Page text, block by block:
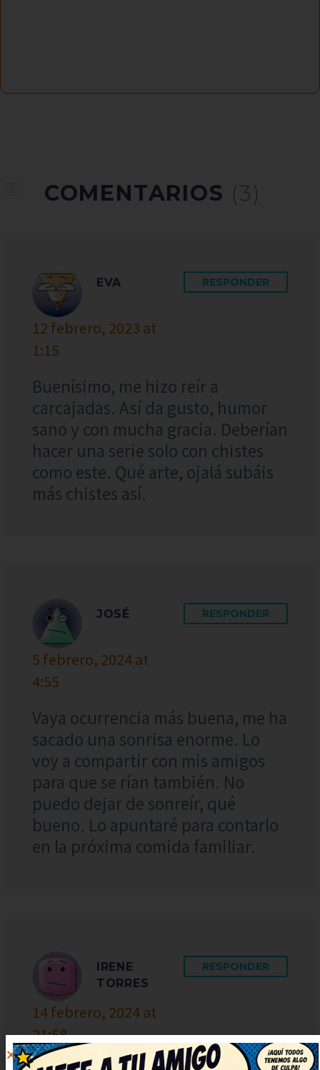
COMENTARIOS (3)
EVA
12 febrero, 2023 at
1:15
RESPONDER
Buenísimo, me hizo reír a
carcajadas. Así da gusto, humor
sano y con mucha gracia. Deberían
hacer una serie solo con chistes
como este. Qué arte, ojalá subáis
más chistes así.
JOSÉ
5 febrero, 2024 at
4:55
RESPONDER
Vaya ocurrencia más buena, me ha
sacado una sonrisa enorme. Lo
voy a compartir con mis amigos
para que se rían también. No
puedo dejar de sonreír, qué
bueno. Lo apuntaré para contarlo
en la próxima comida familiar.
IRENE
TORRES
14 febrero, 2024 at
21:58
RESPONDER